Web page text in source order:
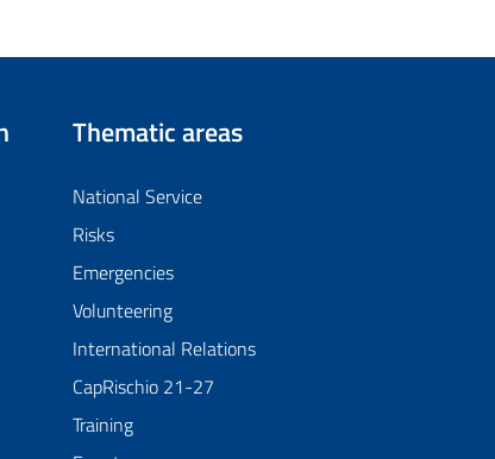
Thematic areas
National Service
Risks
Emergencies
Volunteering
International Relations
CapRischio 21-27
Training